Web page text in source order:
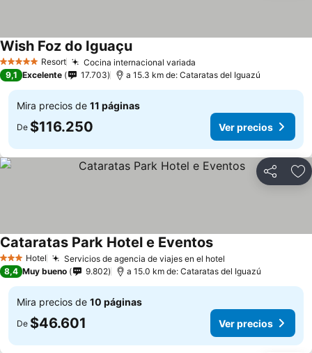
5 Estrellas Resort Cocina internacional variada
Wish Foz do Iguaçu
9,1 Excelente 17.703 a 15.3 km de: Cataratas del Iguazú
Mira precios de 11 páginas
De $116.250 Ver precios
Compartir
3 Estrellas
Hotel Servicios de agencia de viajes en el hotel
Cataratas Park Hotel e Eventos
8,4 Muy bueno 9.802 a 15.0 km de: Cataratas del Iguazú
Mira precios de 10 páginas
De $46.601 Ver precios